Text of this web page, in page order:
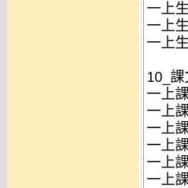
一上
一上
一上
10_課
一上
一上
一上
一上
一上
一上